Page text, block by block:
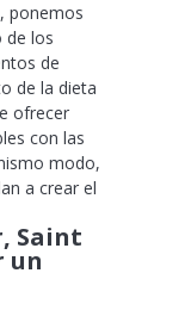
ponemos
de los
de
de la dieta
ofrecer
con las
modo,
a crear el
Saint
un